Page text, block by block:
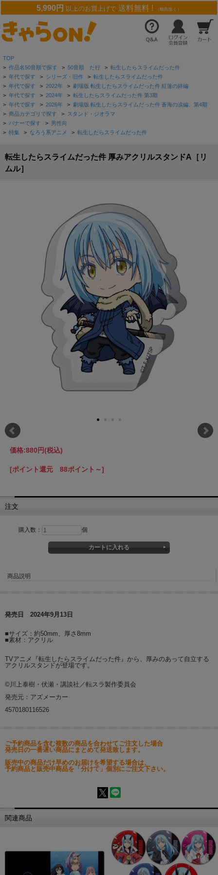
5,990円 以上のお買上げで 送料無料 ! （離島除く）
TOP
> 作品名50音順で探す > 50音順 た行 > 転生したらスライムだった件
> 年代で探す > シリーズ・旧作 > 転生したらスライムだった件
> 年代で探す > 2022年 > 劇場版 転生したらスライムだった件 紅蓮の絆編
> 年代で探す > 2024年 > 転生したらスライムだった件 第3期
> 年代で探す > 2026年 > 劇場版 転生したらスライムだった件 蒼海の涙編、第4期
> 商品カテゴリで探す > スタンド・ジオラマ
> バナーで探す > 男性向
> 特集 > なろう系アニメ > 転生したらスライムだった件
転生したらスライムだった件 厚みアクリルスタンドA［リ
ムル］
価格:880円(税込)
[ポイント還元 88ポイント～]
注文
購入数： 個
商品説明
発売日 2024年9月13日
■サイズ：約50mm、厚さ8mm
■素材：アクリル
TVアニメ『転生したらスライムだった件』から、厚みのあって自立する
アクリルスタンドが登場です。
©川上泰樹・伏瀬・講談社／転スラ製作委員会
発売元：アズメーカー
4570180116526
ご予約商品を含む複数の商品を合わせてご注文した場合
発売日の一番遅い商品にまとめて発送致します。
販売中の商品だけ早めのお届けを希望する場合は、
予約商品と販売中商品を「分けて」個別にご注文下さい。
関連商品